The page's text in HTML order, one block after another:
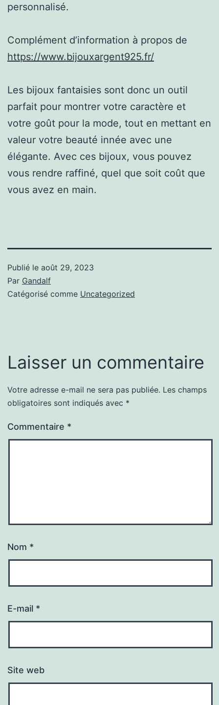
personnalisé.
Complément d’information à propos de
https://www.bijouxargent925.fr/
Les bijoux fantaisies sont donc un outil
parfait pour montrer votre caractère et
votre goût pour la mode, tout en mettant en
valeur votre beauté innée avec une
élégante. Avec ces bijoux, vous pouvez
vous rendre raffiné, quel que soit coût que
vous avez en main.
Publié le août 29, 2023
Par Gandalf
Catégorisé comme Uncategorized
Laisser un commentaire
Votre adresse e-mail ne sera pas publiée. Les champs
obligatoires sont indiqués avec *
Commentaire *
Nom *
E-mail *
Site web